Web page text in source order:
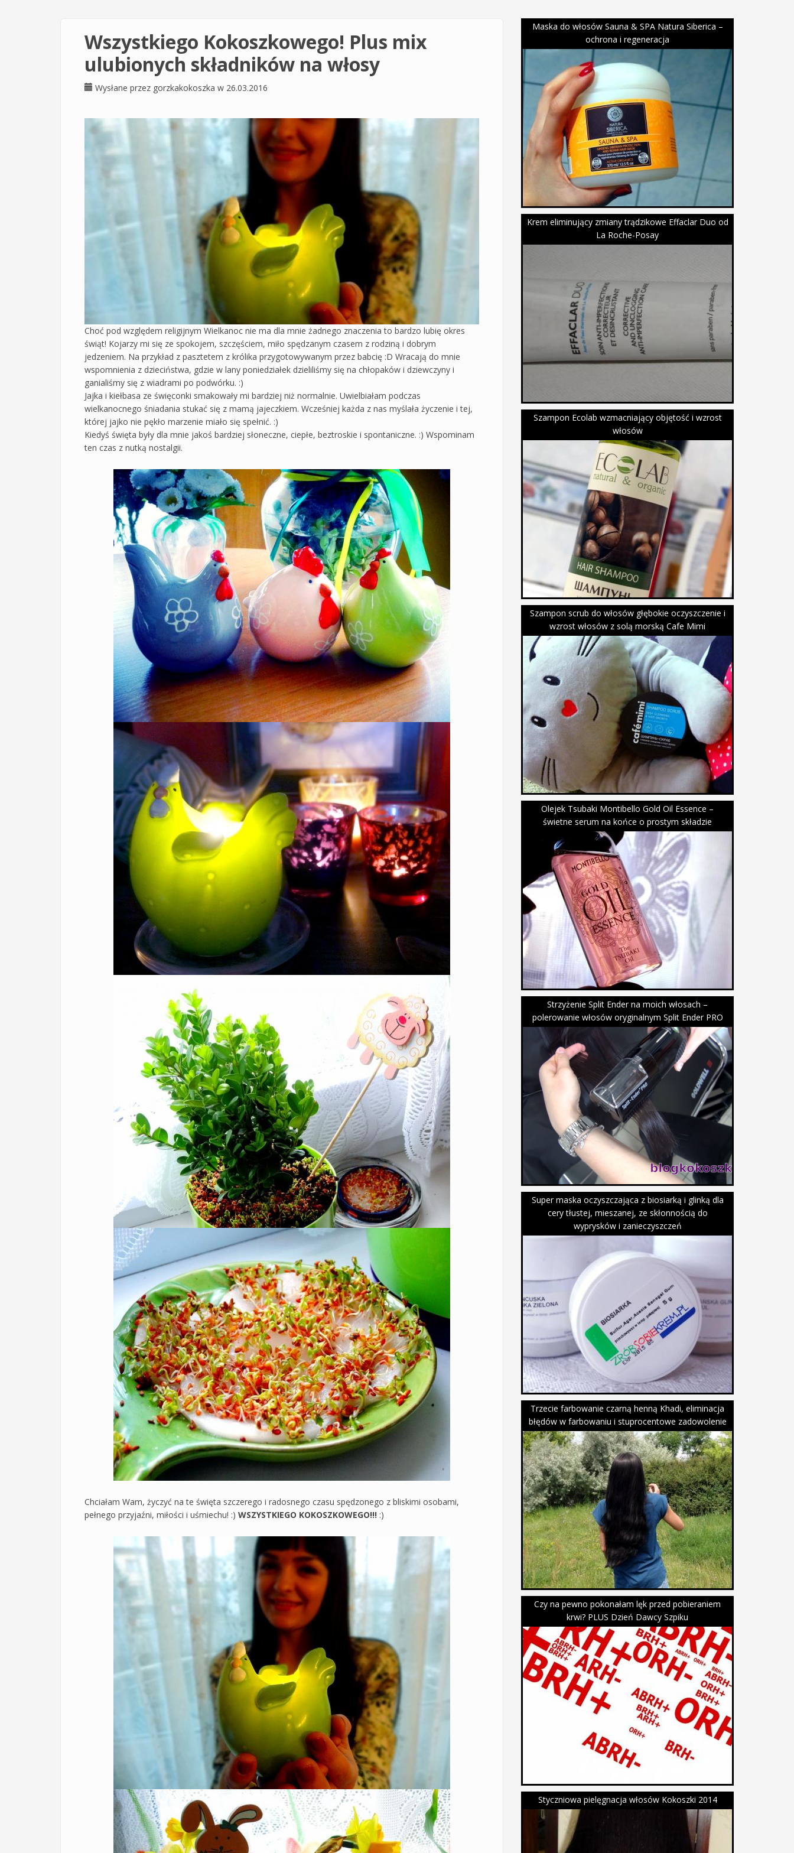
Wszystkiego Kokoszkowego! Plus mix
ulubionych składników na włosy
Wysłane przez gorzkakokoszka w 26.03.2016
Choć pod względem religijnym Wielkanoc nie ma dla mnie żadnego znaczenia to bardzo lubię okres
świąt! Kojarzy mi się ze spokojem, szczęściem, miło spędzanym czasem z rodziną i dobrym
jedzeniem. Na przykład z pasztetem z królika przygotowywanym przez babcię :D Wracają do mnie
wspomnienia z dzieciństwa, gdzie w lany poniedziałek dzieliliśmy się na chłopaków i dziewczyny i
ganialiśmy się z wiadrami po podwórku. :)
Jajka i kiełbasa ze święconki smakowały mi bardziej niż normalnie. Uwielbiałam podczas
wielkanocnego śniadania stukać się z mamą jajeczkiem. Wcześniej każda z nas myślała życzenie i tej,
której jajko nie pękło marzenie miało się spełnić. :)
Kiedyś święta były dla mnie jakoś bardziej słoneczne, ciepłe, beztroskie i spontaniczne. :) Wspominam
ten czas z nutką nostalgii.
Chciałam Wam, życzyć na te święta szczerego i radosnego czasu spędzonego z bliskimi osobami,
pełnego przyjaźni, miłości i uśmiechu! :) WSZYSTKIEGO KOKOSZKOWEGO!!! :)
Maska do włosów Sauna & SPA Natura Siberica –
ochrona i regeneracja
Krem eliminujący zmiany trądzikowe Effaclar Duo od
La Roche-Posay
Szampon Ecolab wzmacniający objętość i wzrost
włosów
Szampon scrub do włosów głębokie oczyszczenie i
wzrost włosów z solą morską Cafe Mimi
Olejek Tsubaki Montibello Gold Oil Essence –
świetne serum na końce o prostym składzie
Strzyżenie Split Ender na moich włosach –
polerowanie włosów oryginalnym Split Ender PRO
Super maska oczyszczająca z biosiarką i glinką dla
cery tłustej, mieszanej, ze skłonnością do
wyprysków i zanieczyszczeń
Trzecie farbowanie czarną henną Khadi, eliminacja
błędów w farbowaniu i stuprocentowe zadowolenie
Czy na pewno pokonałam lęk przed pobieraniem
krwi? PLUS Dzień Dawcy Szpiku
Styczniowa pielęgnacja włosów Kokoszki 2014